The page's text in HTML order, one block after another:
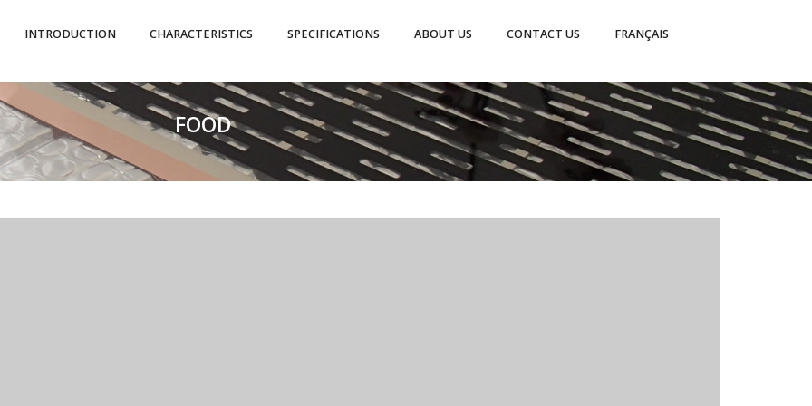
INTRODUCTION CHARACTERISTICS SPECIFICATIONS ABOUT US CONTACT US FRANÇAIS
FOOD